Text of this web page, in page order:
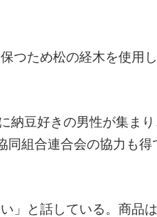
つため松の経木を使用
納豆好きの男性が集ま
組合連合会の協力も
」と話している。商品